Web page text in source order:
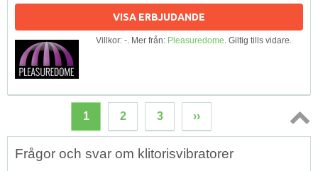
VISA ERBJUDANDE
Villkor: -. Mer från: Pleasuredome. Giltig tills vidare.
1 2 3 ››
Topp
Frågor och svar om klitorisvibratorer